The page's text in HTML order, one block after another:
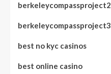
berkeleycompassproject2
berkeleycompassproject3
best no kyc casinos
best online casino